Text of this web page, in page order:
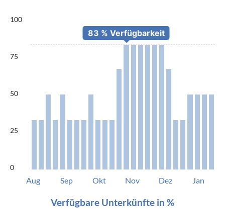
100
75
50
25
0
Aug Sep Okt Nov Dez Jan
Verfügbare Unterkünfte in %